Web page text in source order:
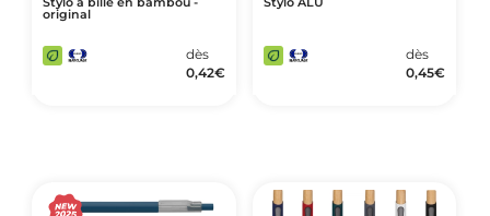
original
dès
0,42€
dès
0,45€